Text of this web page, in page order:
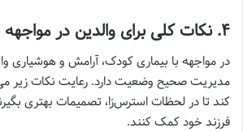
۴. نکات کلی برای والدین در مواجهه با بیماری کودک:
در مواجهه با بیماری کودک، آرامش و هوشیاری
مدیریت صحیح وضعیت دارد. رعایت نکات زیر
کند تا در لحظات استرس‌زا، تصمیمات بهتری
فرزند خود کمک کنند.